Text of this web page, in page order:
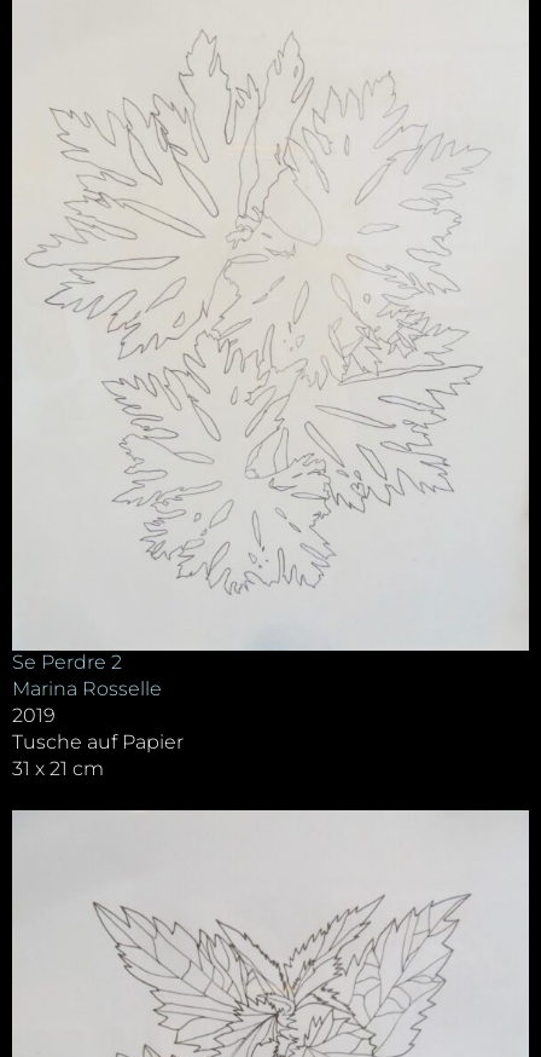
Se Perdre 2
Marina Rosselle
2019
Tusche auf Papier
31 x 21 cm